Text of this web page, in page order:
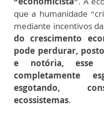
que a humanidade
mediante incentivos
do crescimento
pode perdurar,
e notória, esse
completamente
esgotando,
ecossistemas.